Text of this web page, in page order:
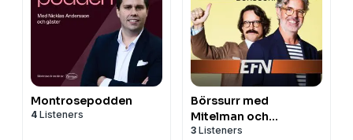
Montrosepodden
4 Listeners
Börssurr med
Mitelman och
Mellqvist
3 Listeners